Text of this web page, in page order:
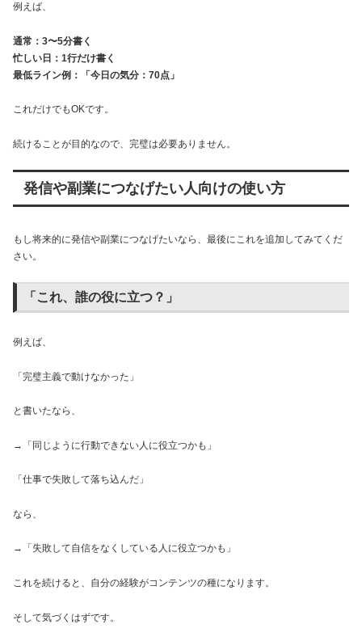
例えば、
通常：3〜5分書く
忙しい日：1行だけ書く
最低ライン例：「今日の気分：70点」
これだけでもOKです。
続けることが目的なので、完璧は必要ありません。
発信や副業につなげたい人向けの使い方
もし将来的に発信や副業につなげたいなら、最後にこれを追加してみてくだ
さい。
「これ、誰の役に立つ？」
例えば、
「完璧主義で動けなかった」
と書いたなら、
→「同じように行動できない人に役立つかも」
「仕事で失敗して落ち込んだ」
なら、
→「失敗して自信をなくしている人に役立つかも」
これを続けると、自分の経験がコンテンツの種になります。
そして気づくはずです。